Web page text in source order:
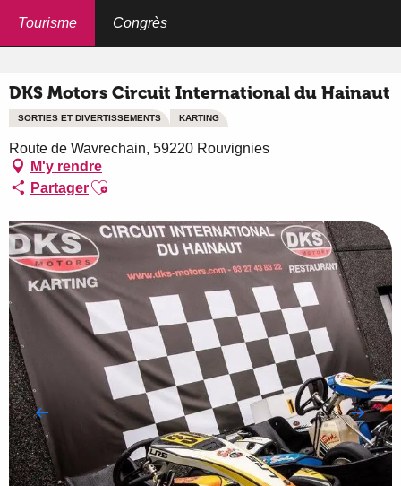
Tourisme Congrès
DKS Motors Circuit International du Hainaut
SORTIES ET DIVERTISSEMENTS KARTING
Route de Wavrechain, 59220 Rouvignies
M'y rendre
PartagerAjouter aux favoris